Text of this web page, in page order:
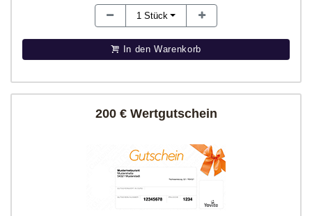
1 Stück
In den Warenkorb
200 € Wertgutschein